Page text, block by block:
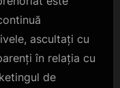
ascultați cu
în relația cu
de